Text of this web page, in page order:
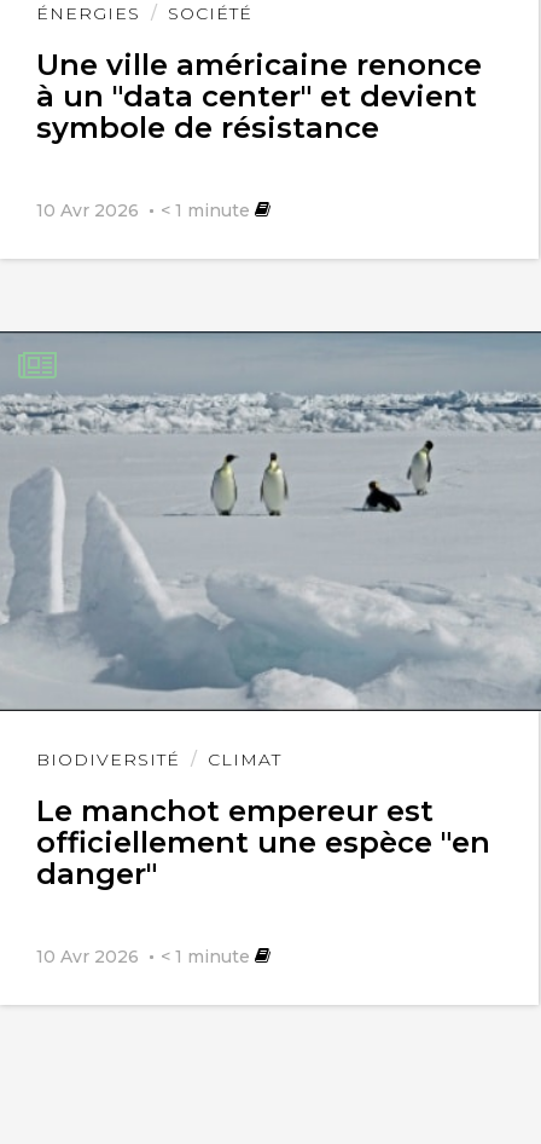
ÉNERGIES SOCIÉTÉ
Une ville américaine renonce
à un "data center" et devient
symbole de résistance
10 Avr 2026 < 1 minute
Lire
BIODIVERSITÉ CLIMAT
Le manchot empereur est
officiellement une espèce "en
danger"
10 Avr 2026 < 1 minute
Lire